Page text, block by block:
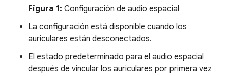
Figura 1: Configuración de audio espacial
La configuración está disponible cuando los
auriculares están desconectados.
El estado predeterminado para el audio espacial
después de vincular los auriculares por primera vez